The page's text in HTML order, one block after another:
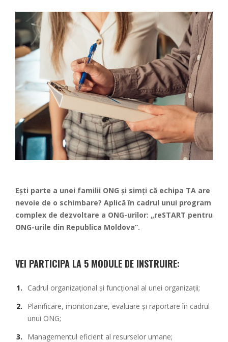
Ești parte a unei familii ONG și simți că echipa TA are
nevoie de o schimbare? Aplică în cadrul unui program
complex de dezvoltare a ONG-urilor: „reSTART pentru
ONG-urile din Republica Moldova”.
VEI PARTICIPA LA 5 MODULE DE INSTRUIRE:
Cadrul organizațional și funcțional al unei organizații;
Planificare, monitorizare, evaluare și raportare în cadrul
unui ONG;
Managementul eficient al resurselor umane;